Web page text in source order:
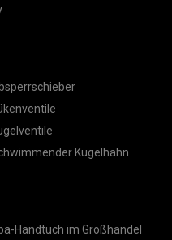
Kugelhahn
Handtuch im Großhandel